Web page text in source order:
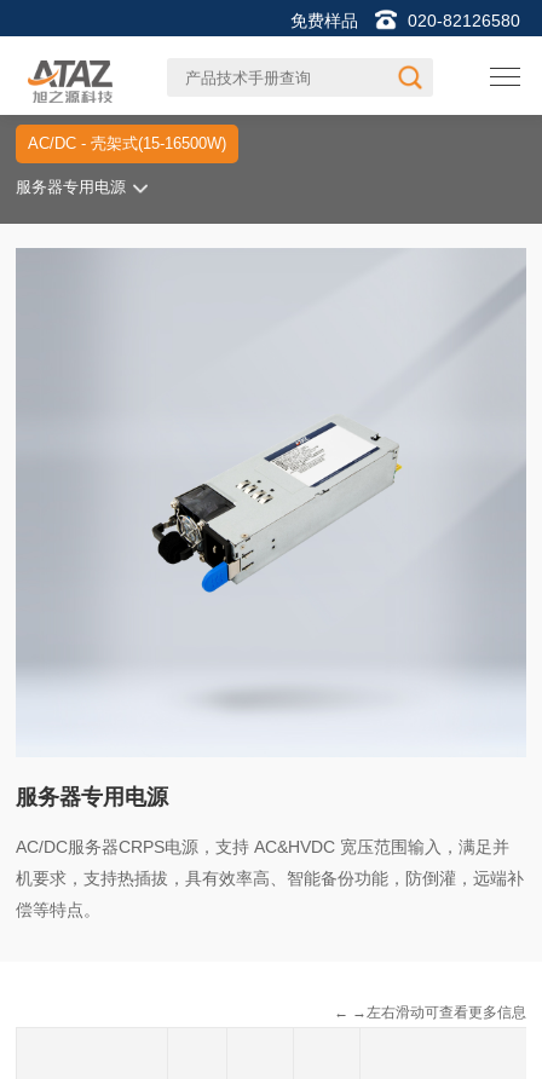
免费样品 020-82126580
AC/DC - 壳架式(15-16500W)
服务器专用电源
服务器专用电源
AC/DC服务器CRPS电源，支持 AC&HVDC 宽压范围输入，满足并
机要求，支持热插拔，具有效率高、智能备份功能，防倒灌，远端补
偿等特点。
← →左右滑动可查看更多信息